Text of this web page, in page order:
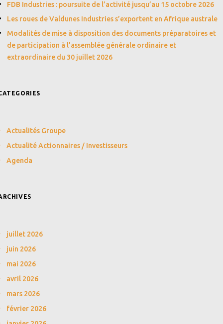
FDB Industries : poursuite de l’activité jusqu’au 15 octobre 2026
Les roues de Valdunes Industries s’exportent en Afrique australe
Modalités de mise à disposition des documents préparatoires et
de participation à l’assemblée générale ordinaire et
extraordinaire du 30 juillet 2026
Actualités Groupe
Actualité Actionnaires / Investisseurs
Agenda
juillet 2026
juin 2026
mai 2026
avril 2026
mars 2026
février 2026